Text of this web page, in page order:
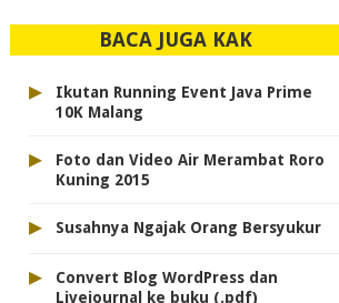
BACA JUGA KAK
▸
Ikutan Running Event Java Prime
10K Malang
▸
Foto dan Video Air Merambat Roro
Kuning 2015
▸ Susahnya Ngajak Orang Bersyukur
▸
Convert Blog WordPress dan
Livejournal ke buku (.pdf)